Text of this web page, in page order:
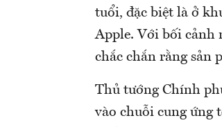
tuổi, đặc biệt là ở
Apple. Với bối cảnh
chắc chắn rằng sản
Thủ tướng Chính
vào chuỗi cung ứng